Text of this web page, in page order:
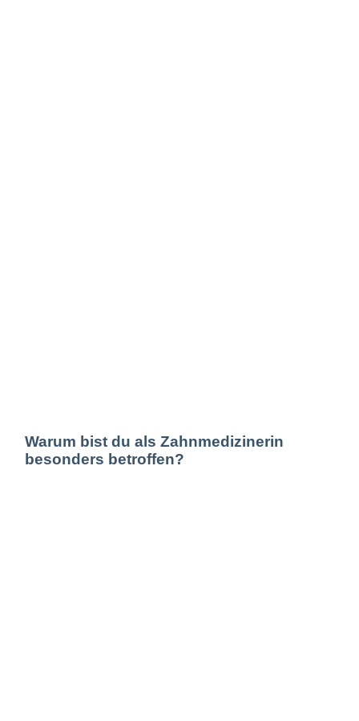
Warum bist du als Zahnmedizinerin
besonders betroffen?